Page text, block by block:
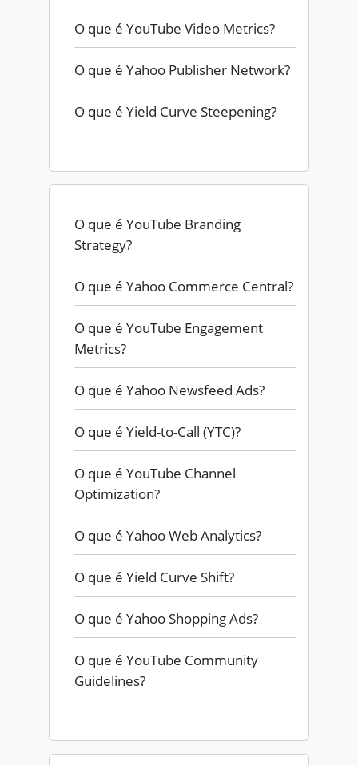
O que é YouTube Video Metrics?
O que é Yahoo Publisher Network?
O que é Yield Curve Steepening?
O que é YouTube Branding
Strategy?
O que é Yahoo Commerce Central?
O que é YouTube Engagement
Metrics?
O que é Yahoo Newsfeed Ads?
O que é Yield-to-Call (YTC)?
O que é YouTube Channel
Optimization?
O que é Yahoo Web Analytics?
O que é Yield Curve Shift?
O que é Yahoo Shopping Ads?
O que é YouTube Community
Guidelines?